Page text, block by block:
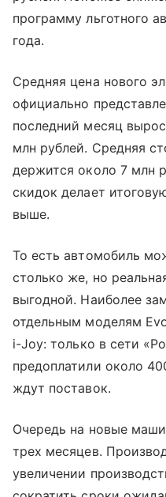
программу льготного
года.
Средняя цена нового
официально
последний месяц
млн рублей. Средняя
держится около 7 млн
скидок делает
выше.
То есть автомобиль
столько же, но
выгодной. Наиболее
отдельным моделям
i-Joy: только в сети
предоплатили около
ждут поставок.
Очередь на новые
трех месяцев.
увеличении